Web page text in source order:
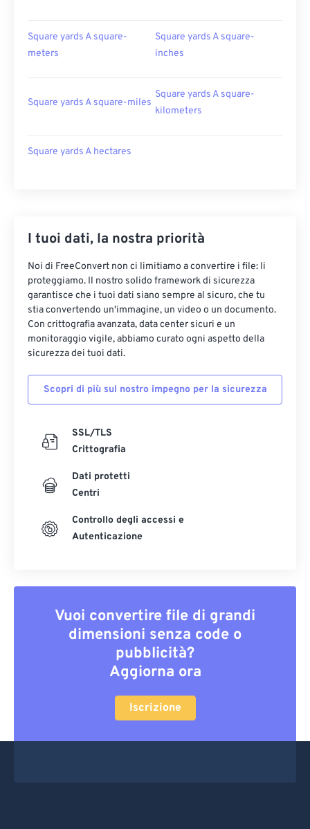
Square yards A square-
meters
Square yards A square-
inches
Square yards A square-miles
Square yards A square-
kilometers
Square yards A hectares
I tuoi dati, la nostra priorità
Noi di FreeConvert non ci limitiamo a convertire i file: li
proteggiamo. Il nostro solido framework di sicurezza
garantisce che i tuoi dati siano sempre al sicuro, che tu
stia convertendo un'immagine, un video o un documento.
Con crittografia avanzata, data center sicuri e un
monitoraggio vigile, abbiamo curato ogni aspetto della
sicurezza dei tuoi dati.
Scopri di più sul nostro impegno per la sicurezza
SSL/TLS
Crittografia
Dati protetti
Centri
Controllo degli accessi e
Autenticazione
Vuoi convertire file di grandi
dimensioni senza code o
pubblicità?
Aggiorna ora
Iscrizione